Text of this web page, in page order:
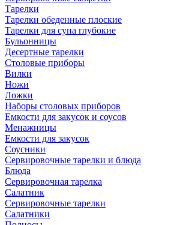
Тарелки
Тарелки обеденные плоские
Тарелки для супа глубокие
Бульонницы
Десертные тарелки
Столовые приборы
Вилки
Ножи
Ложки
Наборы столовых приборов
Емкости для закусок и соусов
Менажницы
Емкости для закусок
Соусники
Сервировочные тарелки и блюда
Блюда
Сервировочная тарелка
Салатник
Сервировочные тарелки
Салатники